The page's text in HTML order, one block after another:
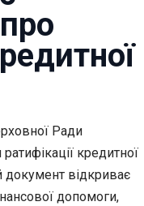
Ради
кредитної
відкриває
допомоги,